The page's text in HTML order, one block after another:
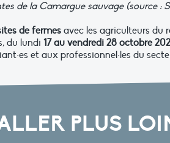
de la Camargue sauvage (source :
de fermesavec les agriculteurs du
du lundi 17 au vendredi 28 octobre
et aux professionnel·les du
PLUS